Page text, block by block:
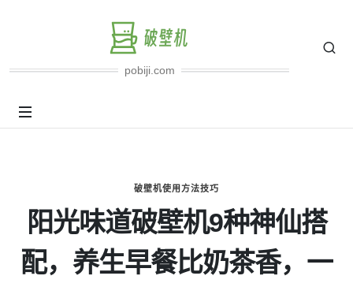
pobiji.com
破壁机使用方法技巧
阳光味道破壁机9种神仙搭
配，养生早餐比奶茶香，一